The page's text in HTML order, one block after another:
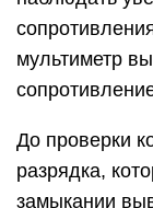
мультиметр
До проверки
разрядка,
замыкании